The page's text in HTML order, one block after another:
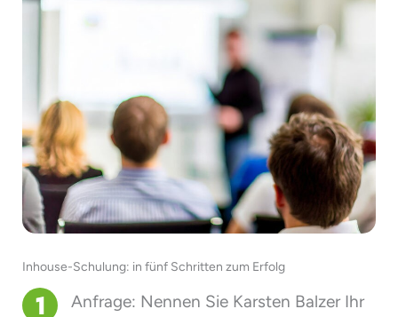
Inhouse-Schulung: in fünf Schritten zum Erfolg
Anfrage: Nennen Sie Karsten Balzer Ihr